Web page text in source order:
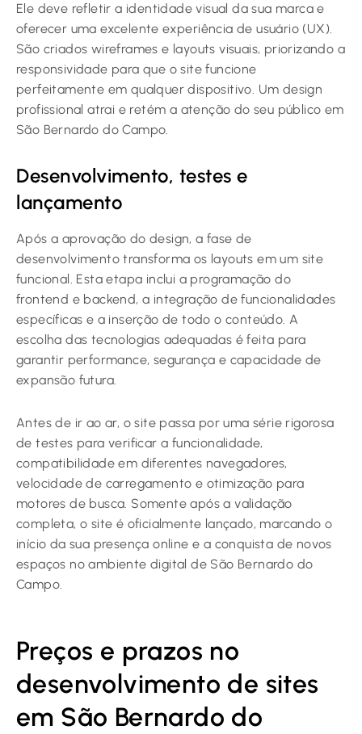
Ele deve refletir a identidade visual da sua marca e
oferecer uma excelente experiência de usuário (UX).
São criados wireframes e layouts visuais, priorizando a
responsividade para que o site funcione
perfeitamente em qualquer dispositivo. Um design
profissional atrai e retém a atenção do seu público em
São Bernardo do Campo.
Desenvolvimento, testes e
lançamento
Após a aprovação do design, a fase de
desenvolvimento transforma os layouts em um site
funcional. Esta etapa inclui a programação do
frontend e backend, a integração de funcionalidades
específicas e a inserção de todo o conteúdo. A
escolha das tecnologias adequadas é feita para
garantir performance, segurança e capacidade de
expansão futura.
Antes de ir ao ar, o site passa por uma série rigorosa
de testes para verificar a funcionalidade,
compatibilidade em diferentes navegadores,
velocidade de carregamento e otimização para
motores de busca. Somente após a validação
completa, o site é oficialmente lançado, marcando o
início da sua presença online e a conquista de novos
espaços no ambiente digital de São Bernardo do
Campo.
Preços e prazos no
desenvolvimento de sites
em São Bernardo do